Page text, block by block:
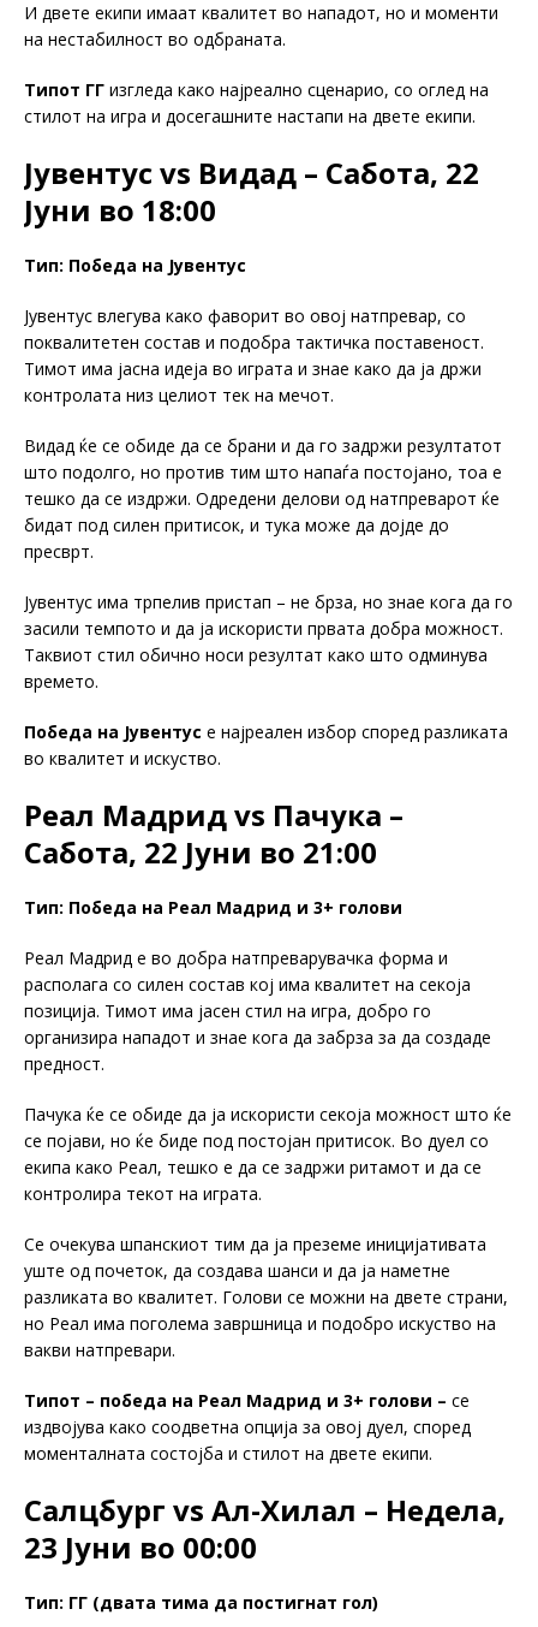
И двете екипи имаат квалитет во нападот, но и моменти
на нестабилност во одбраната.
Типот ГГ изгледа како најреално сценарио, со оглед на
стилот на игра и досегашните настапи на двете екипи.
Јувентус vs Видад – Сабота, 22
Јуни во 18:00
Тип: Победа на Јувентус
Јувентус влегува како фаворит во овој натпревар, со
поквалитетен состав и подобра тактичка поставеност.
Тимот има јасна идеја во играта и знае како да ја држи
контролата низ целиот тек на мечот.
Видад ќе се обиде да се брани и да го задржи резултатот
што подолго, но против тим што напаѓа постојано, тоа е
тешко да се издржи. Одредени делови од натпреварот ќе
бидат под силен притисок, и тука може да дојде до
пресврт.
Јувентус има трпелив пристап – не брза, но знае кога да го
засили темпото и да ја искористи првата добра можност.
Таквиот стил обично носи резултат како што одминува
времето.
Победа на Јувентус е најреален избор според разликата
во квалитет и искуство.
Реал Мадрид vs Пачука –
Сабота, 22 Јуни во 21:00
Тип: Победа на Реал Мадрид и 3+ голови
Реал Мадрид е во добра натпреварувачка форма и
располага со силен состав кој има квалитет на секоја
позиција. Тимот има јасен стил на игра, добро го
организира нападот и знае кога да забрза за да создаде
предност.
Пачука ќе се обиде да ја искористи секоја можност што ќе
се појави, но ќе биде под постојан притисок. Во дуел со
екипа како Реал, тешко е да се задржи ритамот и да се
контролира текот на играта.
Се очекува шпанскиот тим да ја преземе иницијативата
уште од почеток, да создава шанси и да ја наметне
разликата во квалитет. Голови се можни на двете страни,
но Реал има поголема завршница и подобро искуство на
вакви натпревари.
Типот – победа на Реал Мадрид и 3+ голови – се
издвојува како соодветна опција за овој дуел, според
моменталната состојба и стилот на двете екипи.
Салцбург vs Ал-Хилал – Недела,
23 Јуни во 00:00
Тип: ГГ (двата тима да постигнат гол)